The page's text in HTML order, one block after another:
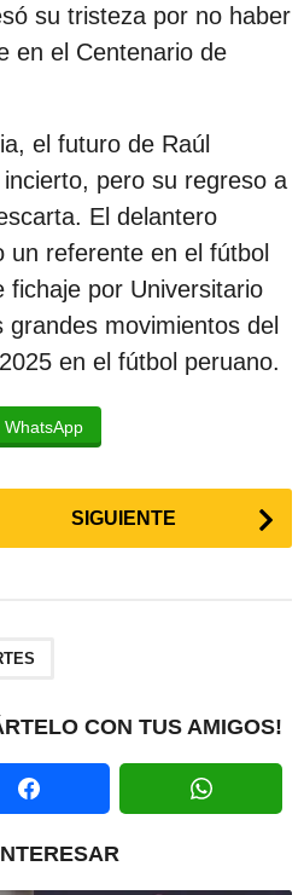
su tristeza por no haber
en el Centenario de
el futuro de Raúl
pero su regreso a
El delantero
un referente en el fútbol
fichaje por Universitario
movimientos del
en el fútbol peruano.
WhatsApp
SIGUIENTE
CON TUS AMIGOS!